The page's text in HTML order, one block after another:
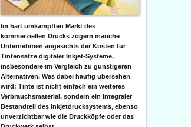
Im hart umkämpften Markt des
kommerziellen Drucks zögern manche
Unternehmen angesichts der Kosten für
Tintensätze digitaler Inkjet-Systeme,
insbesondere im Vergleich zu günstigeren
Alternativen. Was dabei häufig übersehen
wird: Tinte ist nicht einfach ein weiteres
Verbrauchsmaterial, sondern ein integraler
Bestandteil des Inkjetdrucksystems, ebenso
unverzichtbar wie die Druckköpfe oder das